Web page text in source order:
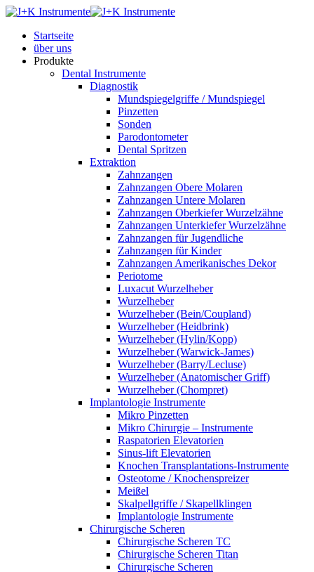
Startseite
über uns
Produkte
Dental Instrumente
Diagnostik
Mundspiegelgriffe / Mundspiegel
Pinzetten
Sonden
Parodontometer
Dental Spritzen
Extraktion
Zahnzangen
Zahnzangen Obere Molaren
Zahnzangen Untere Molaren
Zahnzangen Oberkiefer Wurzelzähne
Zahnzangen Unterkiefer Wurzelzähne
Zahnzangen für Jugendliche
Zahnzangen für Kinder
Zahnzangen Amerikanisches Dekor
Periotome
Luxacut Wurzelheber
Wurzelheber
Wurzelheber (Bein/Coupland)
Wurzelheber (Heidbrink)
Wurzelheber (Hylin/Kopp)
Wurzelheber (Warwick-James)
Wurzelheber (Barry/Lecluse)
Wurzelheber (Anatomischer Griff)
Wurzelheber (Chompret)
Implantologie Instrumente
Mikro Pinzetten
Mikro Chirurgie – Instrumente
Raspatorien Elevatorien
Sinus-lift Elevatorien
Knochen Transplantations-Instrumente
Osteotome / Knochenspreizer
Meißel
Skalpellgriffe / Skapellklingen
Implantologie Instrumente
Chirurgische Scheren
Chirurgische Scheren TC
Chirurgische Scheren Titan
Chirurgische Scheren